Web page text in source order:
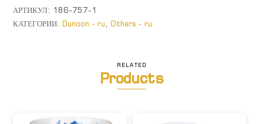
Синяя
цветочная
АРТИКУЛ: 186-757-1
КАТЕГОРИИ:Dunoon - ru,Others - ru
RELATED
Products